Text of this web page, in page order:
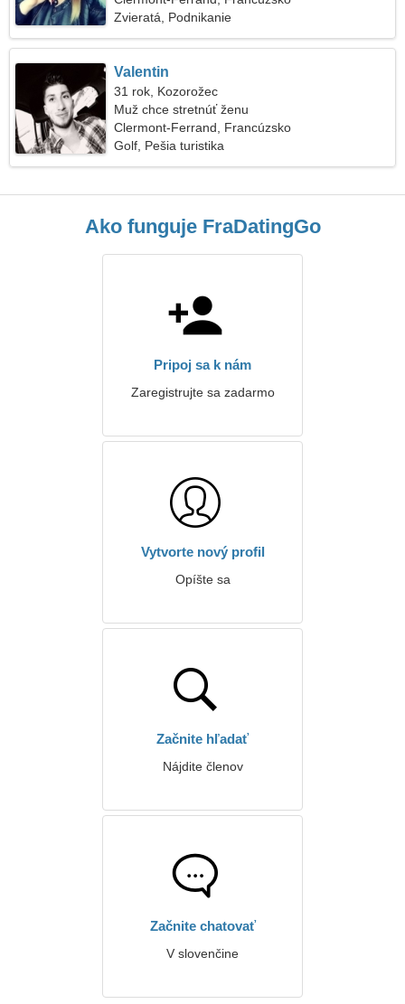
Zvieratá, Podnikanie
Valentin
31 rok, Kozorožec
Muž chce stretnúť ženu
Clermont-Ferrand, Francúzsko
Golf, Pešia turistika
Ako funguje FraDatingGo
Pripoj sa k nám
Zaregistrujte sa zadarmo
Vytvorte nový profil
Opíšte sa
Začnite hľadať
Nájdite členov
Začnite chatovať
V slovenčine